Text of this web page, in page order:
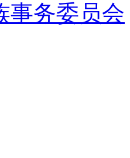
事务委员会